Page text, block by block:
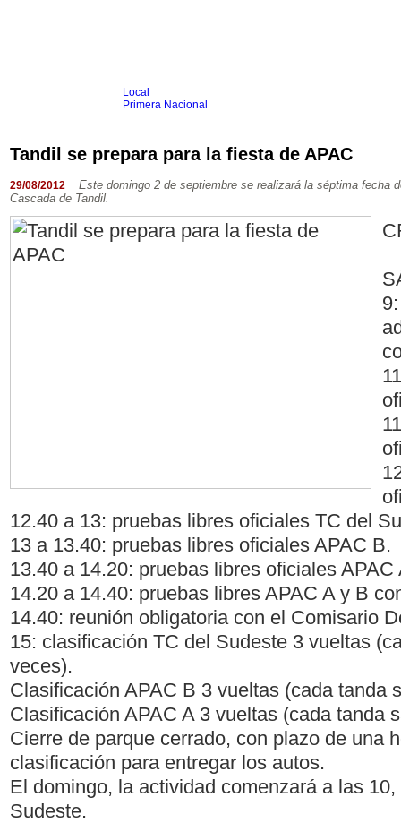
Local
Primera Nacional
Agrario
Boxeo
Ciclismo
Gim. Artística
Golf
Tandil se prepara para la fiesta de APAC
29/08/2012
Este domingo 2 de septiembre se realizará la séptima fecha
Cascada de Tandil.
12.40 a 13: pruebas libres oficiales TC del
13 a 13.40: pruebas libres oficiales APAC B.
13.40 a 14.20: pruebas libres oficiales APAC
14.20 a 14.40: pruebas libres APAC A y B
14.40: reunión obligatoria con el Comisario
15: clasificación TC del Sudeste 3 vueltas
veces).
Clasificación APAC B 3 vueltas (cada tanda
Clasificación APAC A 3 vueltas (cada tanda
Cierre de parque cerrado, con plazo de una
clasificación para entregar los autos.
El domingo, la actividad comenzará a las
Sudeste.